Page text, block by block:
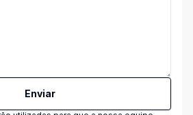
Enviar